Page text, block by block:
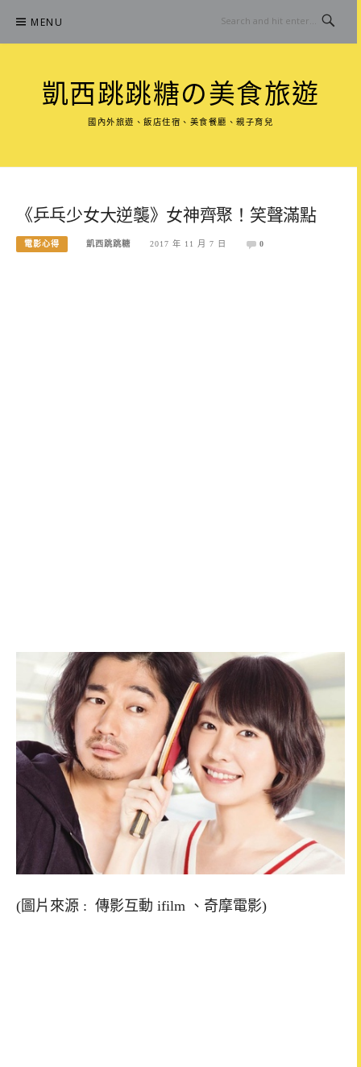
content
MENU
凱西跳跳糖の美食旅遊
國內外旅遊、飯店住宿、美食餐廳、親子育兒
《乒乓少女大逆襲》女神齊聚！笑聲滿點
電影心得 凱西跳跳糖 2017 年 11 月 7 日 0
(圖片來源 : 傳影互動 ifilm 、奇摩電影)